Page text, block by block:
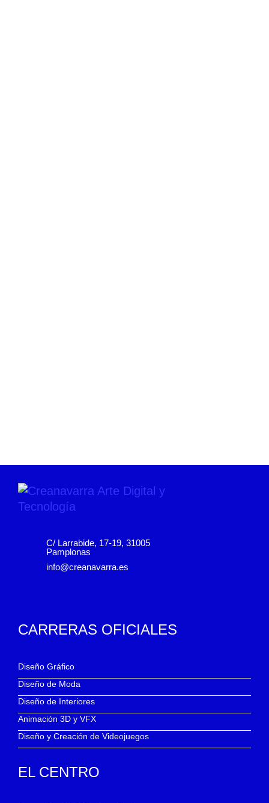
C/ Larrabide, 17-19, 31005
Pamplonas
info@creanavarra.es
CARRERAS OFICIALES
Diseño Gráfico
Diseño de Moda
Diseño de Interiores
Animación 3D y VFX
Diseño y Creación de Videojuegos
EL CENTRO